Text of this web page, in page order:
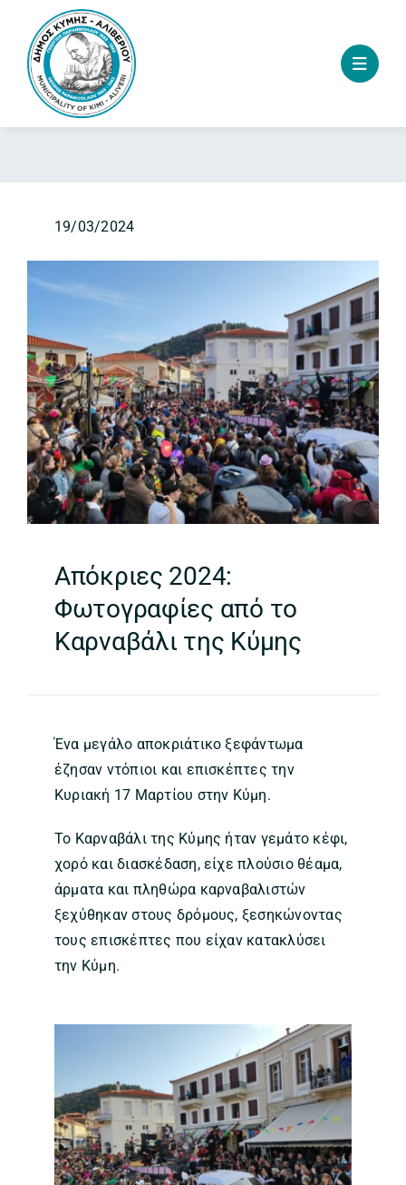
content
19/03/2024
Απόκριες 2024:
Φωτογραφίες από το
Καρναβάλι της Κύμης
Ένα μεγάλο αποκριάτικο ξεφάντωμα
έζησαν ντόπιοι και επισκέπτες την
Κυριακή 17 Μαρτίου στην Κύμη.
Το Καρναβάλι της Κύμης ήταν γεμάτο κέφι,
χορό και διασκέδαση, είχε πλούσιο θέαμα,
άρματα και πληθώρα καρναβαλιστών
ξεχύθηκαν στους δρόμους, ξεσηκώνοντας
τους επισκέπτες που είχαν κατακλύσει
την Κύμη.